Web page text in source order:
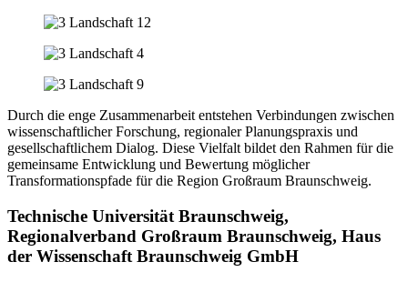
Durch die enge Zusammenarbeit entstehen Verbindungen zwischen
wissenschaftlicher Forschung, regionaler Planungspraxis und
gesellschaftlichem Dialog. Diese Vielfalt bildet den Rahmen für die
gemeinsame Entwicklung und Bewertung möglicher
Transformationspfade für die Region Großraum Braunschweig.
Technische Universität Braunschweig,
Regionalverband Großraum Braunschweig, Haus
der Wissenschaft Braunschweig GmbH